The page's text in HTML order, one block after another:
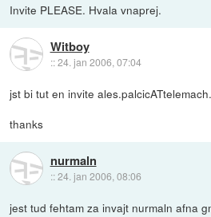
Invite PLEASE. Hvala vnaprej.
Witboy
::24. jan 2006, 07:04
jst bi tut en invite
thanks
nurmaln
::24. jan 2006, 08:06
jest tud fehtam za invajt nurmaln afna